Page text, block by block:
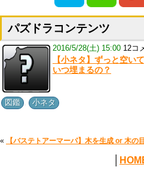
パズドラコンテンツ
2016/5/28(土) 15:00 12コ
【小ネタ】ずっと空い
いつ埋まるの？
図鑑 小ネタ
« 【バステトアーマーパ】木を生成 or 木の